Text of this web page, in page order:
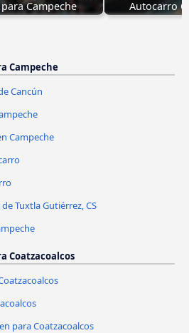
Campeche Autocarro
Campeche
Cancún
Campeche
Tuxtla Gutiérrez, CS
Coatzacoalcos
para Coatzacoalcos